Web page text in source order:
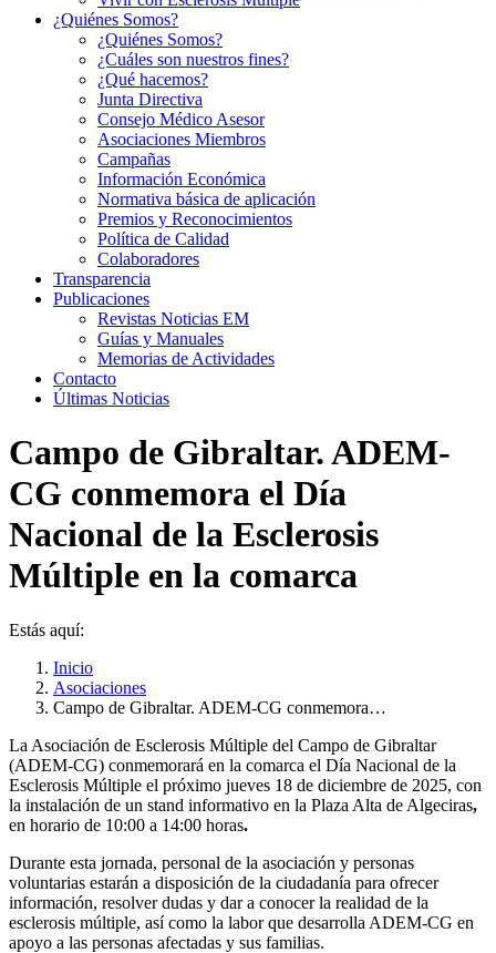
¿Quiénes Somos?
¿Quiénes Somos?
¿Cuáles son nuestros fines?
¿Qué hacemos?
Junta Directiva
Consejo Médico Asesor
Asociaciones Miembros
Campañas
Información Económica
Normativa básica de aplicación
Premios y Reconocimientos
Política de Calidad
Colaboradores
Transparencia
Publicaciones
Revistas Noticias EM
Guías y Manuales
Memorias de Actividades
Contacto
Últimas Noticias
Campo de Gibraltar. ADEM-
CG conmemora el Día
Nacional de la Esclerosis
Múltiple en la comarca
Estás aquí:
Inicio
Asociaciones
Campo de Gibraltar. ADEM-CG conmemora…
La Asociación de Esclerosis Múltiple del Campo de Gibraltar
(ADEM-CG) conmemorará en la comarca el Día Nacional de la
Esclerosis Múltiple el próximo jueves 18 de diciembre de 2025, con
la instalación de un stand informativo en la Plaza Alta de Algeciras,
en horario de 10:00 a 14:00 horas.
Durante esta jornada, personal de la asociación y personas
voluntarias estarán a disposición de la ciudadanía para ofrecer
información, resolver dudas y dar a conocer la realidad de la
esclerosis múltiple, así como la labor que desarrolla ADEM-CG en
apoyo a las personas afectadas y sus familias.